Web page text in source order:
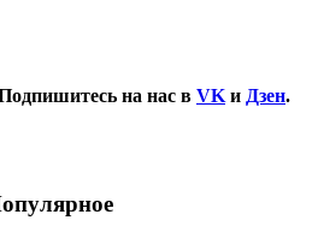
на нас в VK и Дзен.